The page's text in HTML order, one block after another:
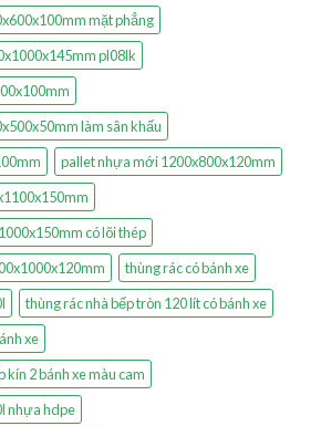
mặt phẳng
pl08lk
làm sân khấu
pallet nhựa mới 1200x800x120mm
có lõi thép
thùng rác có bánh xe
thùng rác nhà bếp tròn 120 lít có bánh xe
xe
kín 2 bánh xe màu cam
nhựa hdpe